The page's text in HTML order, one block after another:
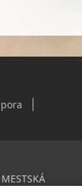
MESTSKÁ